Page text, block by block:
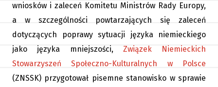
wniosków i zaleceń Komitetu Ministrów Rady Europy,
a w szczególności powtarzających się zaleceń
dotyczących poprawy sytuacji języka niemieckiego
jako języka mniejszości, Związek Niemieckich
Stowarzyszeń Społeczno-Kulturalnych w Polsce
(ZNSSK) przygotował pisemne stanowisko w sprawie